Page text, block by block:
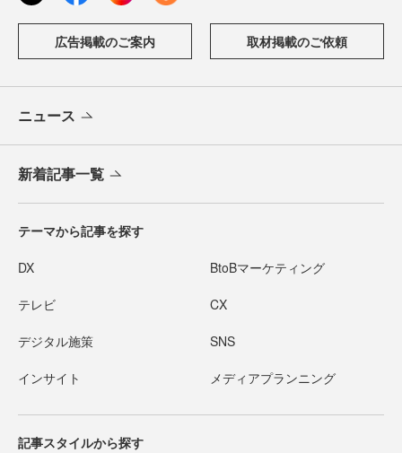
広告掲載のご案内 取材掲載のご依頼
ニュース
新着記事一覧
テーマから記事を探す
DX BtoBマーケティング
テレビ CX
デジタル施策 SNS
インサイト メディアプランニング
記事スタイルから探す